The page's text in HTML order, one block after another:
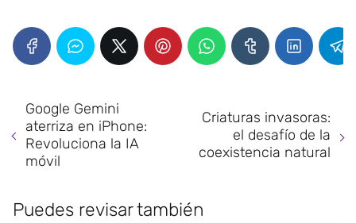
Google Gemini
aterriza en iPhone:
Revoluciona la IA
móvil
Criaturas invasoras:
el desafío de la
coexistencia natural
Puedes revisar también